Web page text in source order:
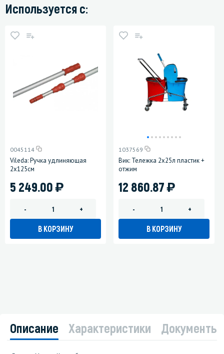
Используется с:
0045114
Vileda: Ручка удлиняющая
2х125см
5 249.00)
- +
В КОРЗИНУ
1037569
Вик: Тележка 2х25л пластик +
отжим
12 860.87)
- +
В КОРЗИНУ
Описание Характеристики Документы